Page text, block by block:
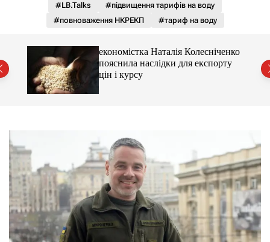
у
к
а
о
л
ь
ж
и
м
#LB.Talks
#підвищення тарифів на воду
#повноваження НКРЕКП
#тариф на воду
економістка Наталія Колесніченко
пояснила наслідки для експорту
цін і курсу